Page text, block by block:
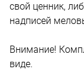
свой ценник,
надписей
Внимание!
виде.